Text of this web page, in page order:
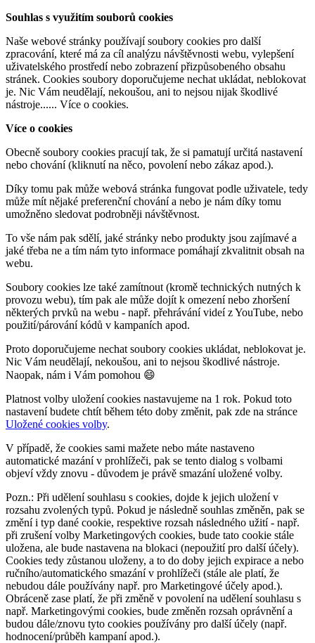
Souhlas s využitím souborů cookies
Naše webové stránky používají soubory cookies pro další
zpracování, které má za cíl analýzu návštěvnosti webu, vylepšení
uživatelského prostředí nebo zobrazení přizpůsobeného obsahu
stránek. Cookies soubory doporučujeme nechat ukládat, neblokovat
je. Nic Vám neudělají, nekoušou, ani to nejsou nijak škodlivé
nástroje...... Více o cookies.
Více o cookies
Obecně soubory cookies pracují tak, že si pamatují určitá nastavení
nebo chování (kliknutí na něco, povolení nebo zákaz apod.).
Díky tomu pak může webová stránka fungovat podle uživatele, tedy
může mít nějaké preferenční chování a nebo je nám díky tomu
umožněno sledovat podrobněji návštěvnost.
To vše nám pak sdělí, jaké stránky nebo produkty jsou zajímavé a
jaké třeba ne a tím nám tyto informace pomáhají zkvalitnit obsah na
webu.
Soubory cookies lze také zamítnout (kromě technických nutných k
provozu webu), tím pak ale může dojít k omezení nebo zhoršení
některých prvků na webu - např. přehrávání videí z YouTube, nebo
použití/párování kódů v kampaních apod.
Proto doporučujeme nechat soubory cookies ukládat, neblokovat je.
Nic Vám neudělají, nekoušou, ani to nejsou škodlivé nástroje.
Naopak, nám i Vám pomohou 😄
Platnost volby uložení cookies nastavujeme na 1 rok. Pokud toto
nastavení budete chtít během této doby změnit, pak zde na stránce
Uložené cookies volby.
V případě, že cookies sami mažete nebo máte nastaveno
automatické mazání v prohlížeči, pak se tento dialog s volbami
objeví vždy znovu - důvodem je právě smazání uložené volby.
Pozn.: Při udělení souhlasu s cookies, dojde k jejich uložení v
rozsahu zvolených typů. Pokud je následně souhlas změněn, pak se
změní i typ dané cookie, respektive rozsah následného užití - např.
při zrušení volby Marketingových cookies, bude tato cookie stále
uložena, ale bude nastavena na blokaci (nepoužití pro další účely).
Cookies tedy zůstanou uloženy, a to do doby jejich expirace a nebo
ručního/automatického smazání v prohlížeči (stále ale platí, že
nebudou dále používány např. pro Marketingové účely apod.).
Obráceně zase platí, že při změně v povolení na udělení souhlasu s
např. Marketingovými cookies, bude změněn rozsah oprávnění a
budou dále/znovu tyto cookies používány pro další účely (např.
hodnocení/průběh kampaní apod.).